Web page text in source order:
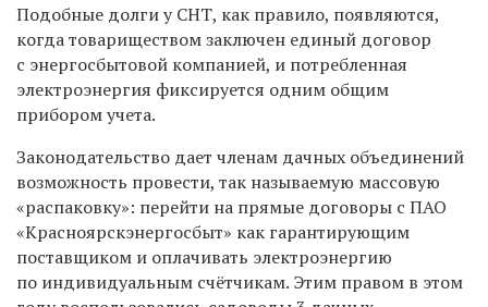
Подобные долги у СНТ, как правило, появляются,
когда товариществом заключен единый договор
с энергосбытовой компанией, и потребленная
электроэнергия фиксируется одним общим
прибором учета.
Законодательство дает членам дачных объединений
возможность провести, так называемую массовую
«распаковку»: перейти на прямые договоры с ПАО
«Красноярскэнергосбыт» как гарантирующим
поставщиком и оплачивать электроэнергию
по индивидуальным счётчикам. Этим правом в этом